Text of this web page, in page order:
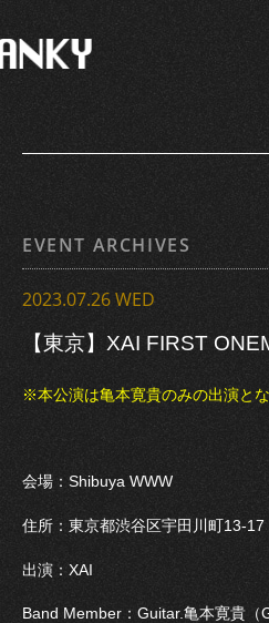
EVENT ARCHIVES
2023.07.26 WED
【東京】XAI FIRST
※本公演は亀本寛貴のみの出演とな
会場：Shibuya WWW
住所：東京都渋谷区宇田川町13-
出演：XAI
Band Member：Guitar.亀本寛貴（